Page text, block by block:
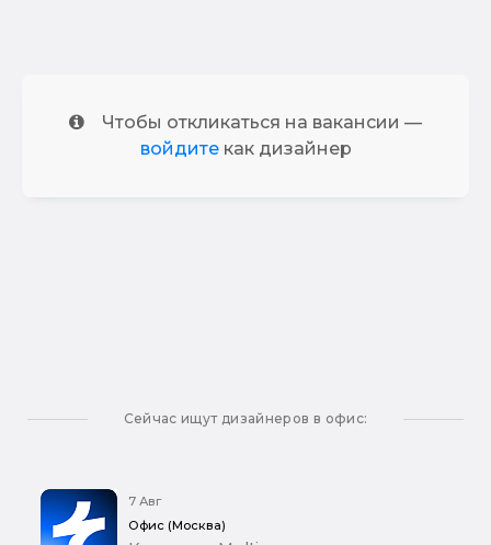
Чтобы откликаться на вакансии —
войдитекак дизайнер
Сейчас ищут дизайнеров в офис:
7 Авг
Офис (Москва)